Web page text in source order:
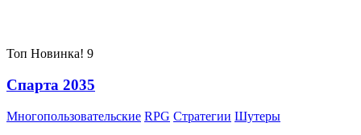
Топ Новинка! 9
Спарта 2035
Многопользовательские RPG Стратегии Шутеры